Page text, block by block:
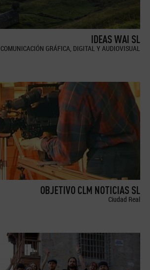
IDEAS WAI SL
COMUNICACIÓN GRÁFICA, DIGITAL Y AUDIOVISUAL
OBJETIVO CLM NOTICIAS SL
Ciudad Real